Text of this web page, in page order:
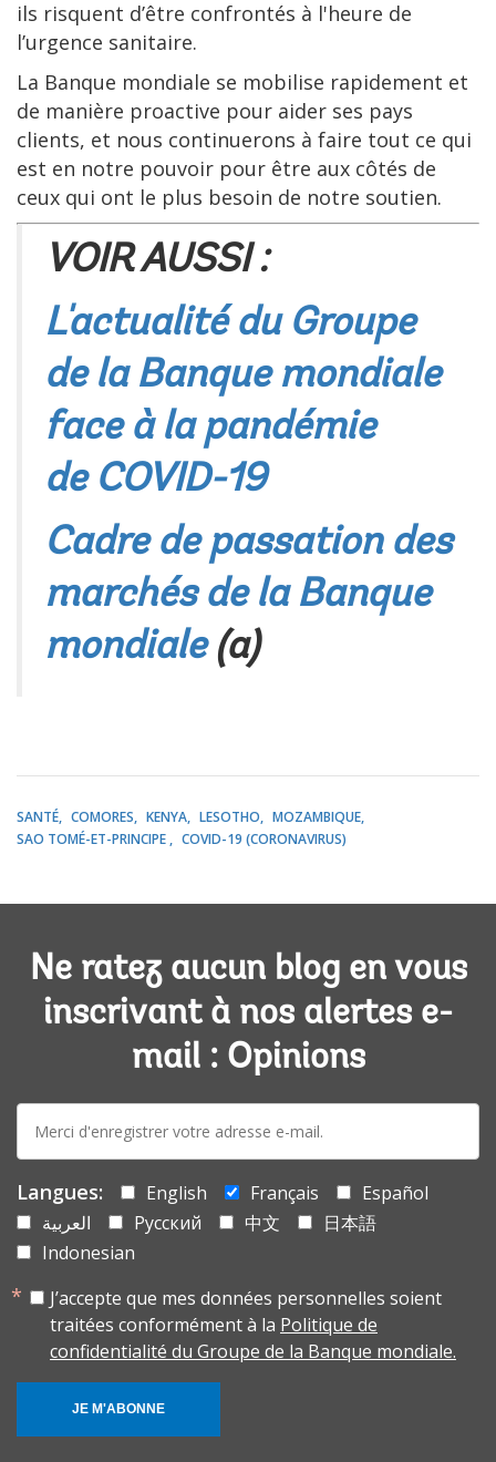
ils risquent d’être confrontés à l'heure de
l’urgence sanitaire.
La Banque mondiale se mobilise rapidement et
de manière proactive pour aider ses pays
clients, et nous continuerons à faire tout ce qui
est en notre pouvoir pour être aux côtés de
ceux qui ont le plus besoin de notre soutien.
VOIR AUSSI :
L'actualité du Groupe
de la Banque mondiale
face à la pandémie
de COVID-19
Cadre de passation des
marchés de la Banque
mondiale(a)
SANTÉ COMORES KENYA LESOTHO
MOZAMBIQUE
SAO TOMÉ-ET-PRINCIPE
COVID-19 (CORONAVIRUS)
Ne ratez aucun blog en vous
inscrivant à nos alertes e-
mail : Opinions
mail:
Langues: English Français
Español
العربية
Русский 中文
日本語
Indonesian
J’accepte que mes données personnelles soient
traitées conformément à la Politique de
confidentialité du Groupe de la Banque mondiale.
JE M'ABONNE